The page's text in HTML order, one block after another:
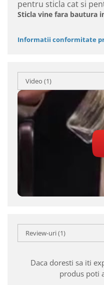
pentru sticla cat si
Sticla vine fara bautura
Informatii conformitate
Video (1)
Review-uri(1)
Daca doresti sa iti
produs poti